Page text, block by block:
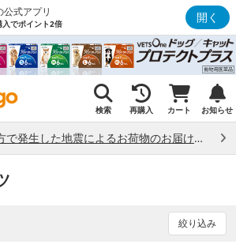
式アプリ
入でポイント2倍 開く
検索 再購入 カート お知らせ
熊本県熊本地方で発生した地震によるお荷物のお届け状況について （7/28）
絞り込み